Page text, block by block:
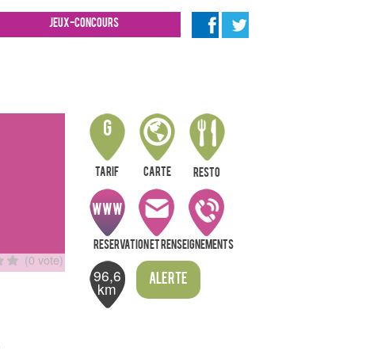
Jeux-concours
(0 vote)
G
Tarif Carte resto
WWW
Reservation et renseignements
96,6
km Alerte